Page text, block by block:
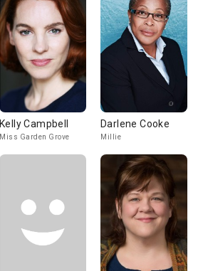
Kelly Campbell
Miss Garden Grove
Darlene Cooke
Millie